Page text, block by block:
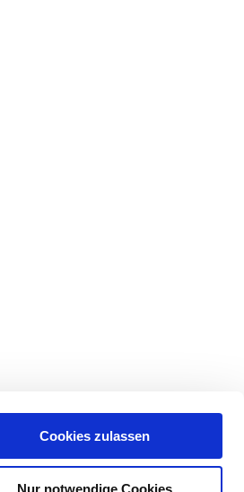
Cookies zulassen
Nur notwendige Cookies